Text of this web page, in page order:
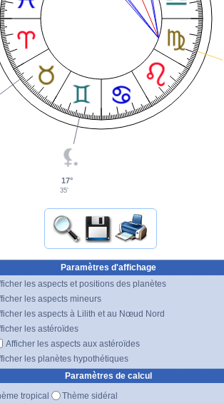
17°
35'
Paramètres d'affichage
les aspects et positions des planètes
les aspects mineurs
les aspects à Lilith et au Nœud Nord
les astéroïdes
Afficher les aspects aux astéroïdes
les planètes hypothétiques
Paramètres de calcul
tropical
Thème sidéral